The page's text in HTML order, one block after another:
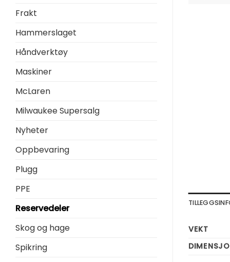
Frakt
Hammerslaget
Håndverktøy
Maskiner
McLaren
Milwaukee Supersalg
Nyheter
Oppbevaring
Plugg
PPE
Reservedeler
Skog og hage
Spikring
VEKT